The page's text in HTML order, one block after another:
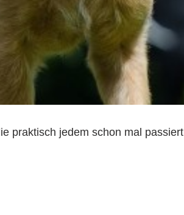
praktisch jedem schon mal passiert